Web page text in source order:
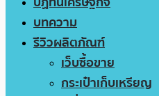
บทความ
รีวิวผลิตภัณฑ์
เว็บซื้อขาย
กระเป๋าเก็บเหรียญ